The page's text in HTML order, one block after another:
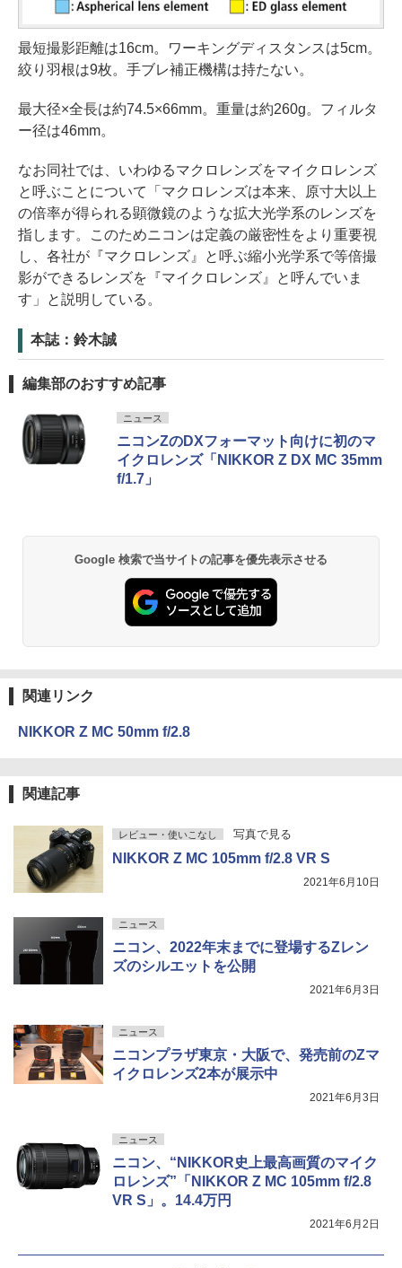
最短撮影距離は16cm。ワーキングディスタンスは5cm。
絞り羽根は9枚。手ブレ補正機構は持たない。
最大径×全長は約74.5×66mm。重量は約260g。フィルタ
ー径は46mm。
なお同社では、いわゆるマクロレンズをマイクロレンズ
と呼ぶことについて「マクロレンズは本来、原寸大以上
の倍率が得られる顕微鏡のような拡大光学系のレンズを
指します。このためニコンは定義の厳密性をより重要視
し、各社が『マクロレンズ』と呼ぶ縮小光学系で等倍撮
影ができるレンズを『マイクロレンズ』と呼んでいま
す」と説明している。
本誌：鈴木誠
編集部のおすすめ記事
ニュース
ニコンZのDXフォーマット向けに初のマ
イクロレンズ「NIKKOR Z DX MC 35mm
f/1.7」
Google 検索で当サイトの記事を優先表示させる
関連リンク
NIKKOR Z MC 50mm f/2.8
関連記事
レビュー・使いこなし 写真で見る
NIKKOR Z MC 105mm f/2.8 VR S
2021年6月10日
ニュース
ニコン、2022年末までに登場するZレン
ズのシルエットを公開
2021年6月3日
ニュース
ニコンプラザ東京・大阪で、発売前のZマ
イクロレンズ2本が展示中
2021年6月3日
ニュース
ニコン、“NIKKOR史上最高画質のマイク
ロレンズ”「NIKKOR Z MC 105mm f/2.8
VR S」。14.4万円
2021年6月2日